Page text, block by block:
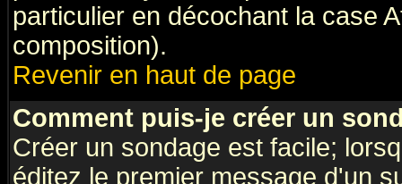
particulier en décochant la case
composition).
Revenir en haut de page
Comment puis-je créer un
Créer un sondage est facile;
éditez le premier message d'un